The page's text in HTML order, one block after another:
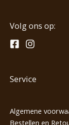
Volg ons op:
Service
Algemene
Bestellen en